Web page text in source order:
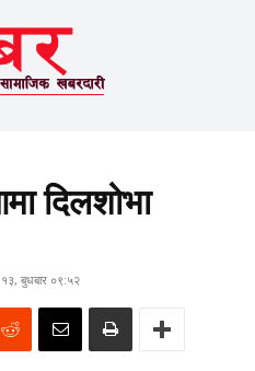
दिलशोभा
बुधबार ०९:५२